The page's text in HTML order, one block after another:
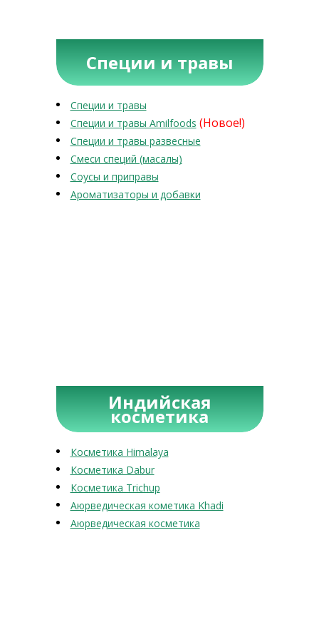
Специи и травы
Специи и травы
Специи и травы Amilfoods (Новое!)
Специи и травы развесные
Смеси специй (масалы)
Соусы и приправы
Ароматизаторы и добавки
Индийская
косметика
Косметика Himalaya
Косметика Dabur
Косметика Trichup
Аюрведическая кометика Khadi
Аюрведическая косметика